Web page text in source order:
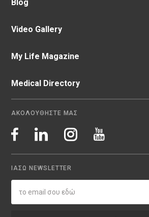
Blog
Video Gallery
My Life Magazine
Medical Directory
ΑΚΟΛΟΥΘΗΣΤΕ ΜΑΣ
ΙΑΣΩ NEWSLETTER